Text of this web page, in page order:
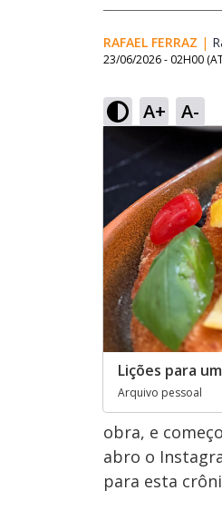
RAFAEL FERRAZ |
23/06/2026 - 02H00
A+ A-
Lições para
Arquivo pessoal
obra, e
abro o
para esta